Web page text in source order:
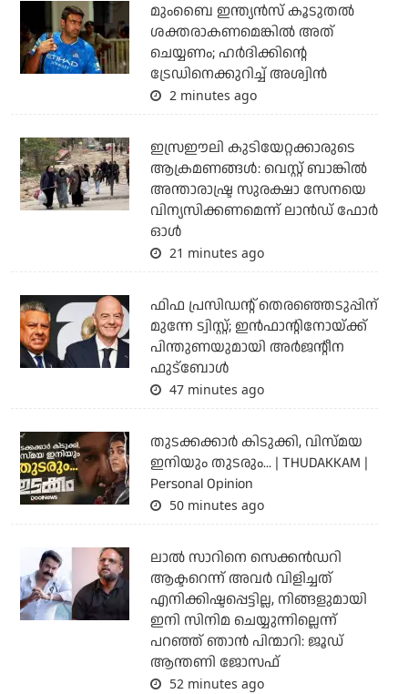
മുംബൈ ഇന്ത്യന്‍സ് കൂടുതല്‍
ശക്തരാകണമെങ്കില്‍ അത്
ചെയ്യണം; ഹര്‍ദിക്കിന്റെ
ട്രേഡിനെക്കുറിച്ച് അശ്വിന്‍
2 minutes ago
ഇസ്രഈലി കുടിയേറ്റക്കാരുടെ
ആക്രമണങ്ങള്‍: വെസ്റ്റ് ബാങ്കില്‍
അന്താരാഷ്ട്ര സുരക്ഷാ സേനയെ
വിന്യസിക്കണമെന്ന് ലാന്‍ഡ് ഫോര്‍
ഓള്‍
21 minutes ago
ഫിഫ പ്രസിഡന്റ് തെരഞ്ഞെടുപ്പിന്
മുന്നേ ട്വിസ്റ്റ്; ഇന്‍ഫാന്റിനോയ്ക്ക്
പിന്തുണയുമായി അര്‍ജന്റീന
ഫുട്‌ബോള്‍
47 minutes ago
തുടക്കക്കാര്‍ കിടുക്കി, വിസ്മയ
ഇനിയും തുടരും... | THUDAKKAM |
Personal Opinion
50 minutes ago
ലാല്‍ സാറിനെ സെക്കന്‍ഡറി
ആക്ടറെന്ന് അവര്‍ വിളിച്ചത്
എനിക്കിഷ്ടപ്പെട്ടില്ല, നിങ്ങളുമായി
ഇനി സിനിമ ചെയ്യുന്നില്ലെന്ന്
പറഞ്ഞ് ഞാന്‍ പിന്മാറി: ജൂഡ്
ആന്തണി ജോസഫ്
52 minutes ago